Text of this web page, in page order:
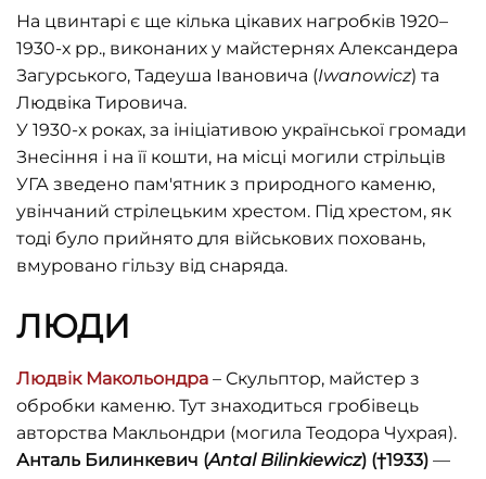
На цвинтарі є ще кілька цікавих нагробків 1920–
1930-х рр., виконаних у майстернях Александера
Загурського, Тадеуша Івановича (Iwanowicz) та
Людвіка Тировича.
У 1930-х роках, за ініціативою української громади
Знесіння і на її кошти, на місці могили стрільців
УГА зведено пам'ятник з природного каменю,
увінчаний стрілецьким хрестом. Під хрестом, як
тоді було прийнято для військових поховань,
вмуровано гільзу від снаряда.
ЛЮДИ
Людвік Макольондра – Скульптор, майстер з
обробки каменю. Тут знаходиться гробівець
авторства Макльондри (могила Теодора Чухрая).
Анталь Билинкевич (Antal Bilinkiewicz) (†1933) —